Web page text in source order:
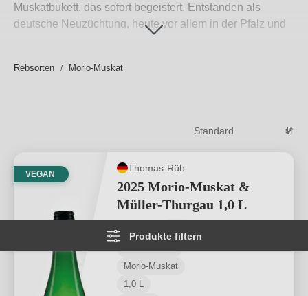
Muskatbukett, das sofort begeistert. Entstanden als
deutsche Neuzüchtung, heute vor allem in der Pfalz und
authentisch und weit weg vom Supermarktregal.
Rebsorten Morio-Muskat
Produkte filtern
VEGAN
Thomas-Rüb
2025 Morio-Muskat &
Müller-Thurgau 1,0 L
Durchschnittliche Bewertung von 4.93
Morio-Muskat
1,0 L